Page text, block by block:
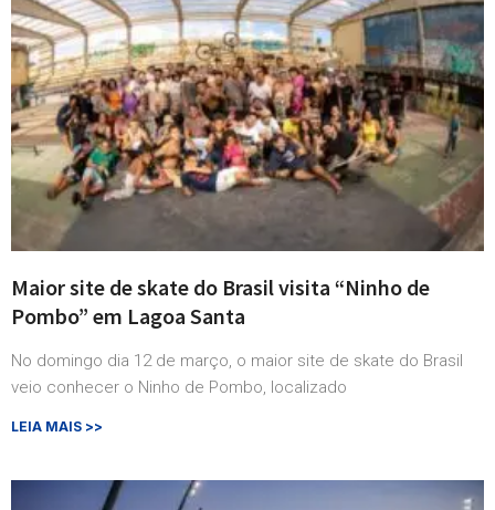
Maior site de skate do Brasil visita “Ninho de
Pombo” em Lagoa Santa
No domingo dia 12 de março, o maior site de skate do Brasil
veio conhecer o Ninho de Pombo, localizado
LEIA MAIS >>